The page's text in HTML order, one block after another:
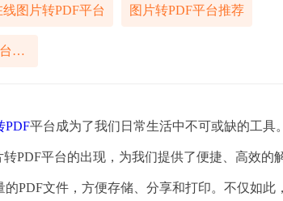
线图片转PDF平台 图片转PDF平台推荐
好用的图片转PDF平台介绍
PDF平台成为了我们日常生活中不可或缺的工
PDF平台的出现，为我们提供了便捷、高效
的PDF文件，方便存储、分享和打印。不仅如